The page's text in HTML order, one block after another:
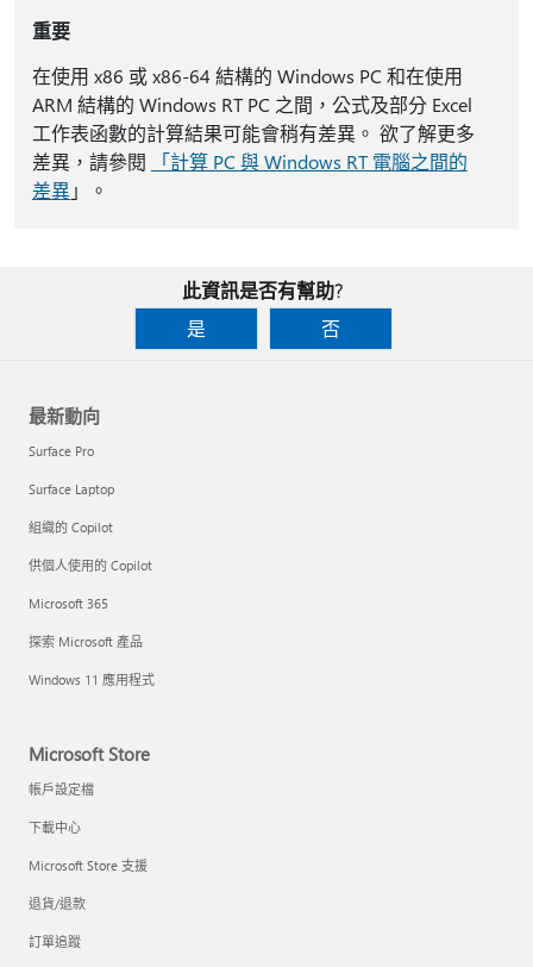
重要
在使用 x86 或 x86-64 結構的 Windows PC 和在使用
ARM 結構的 Windows RT PC 之間，公式及部分 Excel
工作表函數的計算結果可能會稍有差異。 欲了解更多
差異，請參閱
「計算 PC 與 Windows RT 電腦之間的
差異」。
此資訊是否有幫助?
是
否
最新動向
Surface Pro
Surface Laptop
組織的 Copilot
供個人使用的 Copilot
Microsoft 365
探索 Microsoft 產品
Windows 11 應用程式
Microsoft Store
帳戶設定檔
下載中心
Microsoft Store 支援
退貨/退款
訂單追蹤